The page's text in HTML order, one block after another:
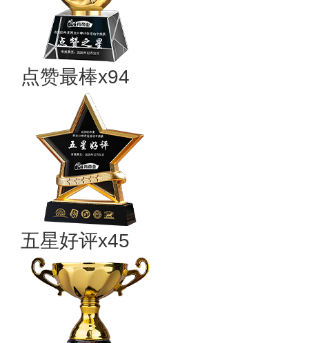
点赞最棒x94
五星好评x45